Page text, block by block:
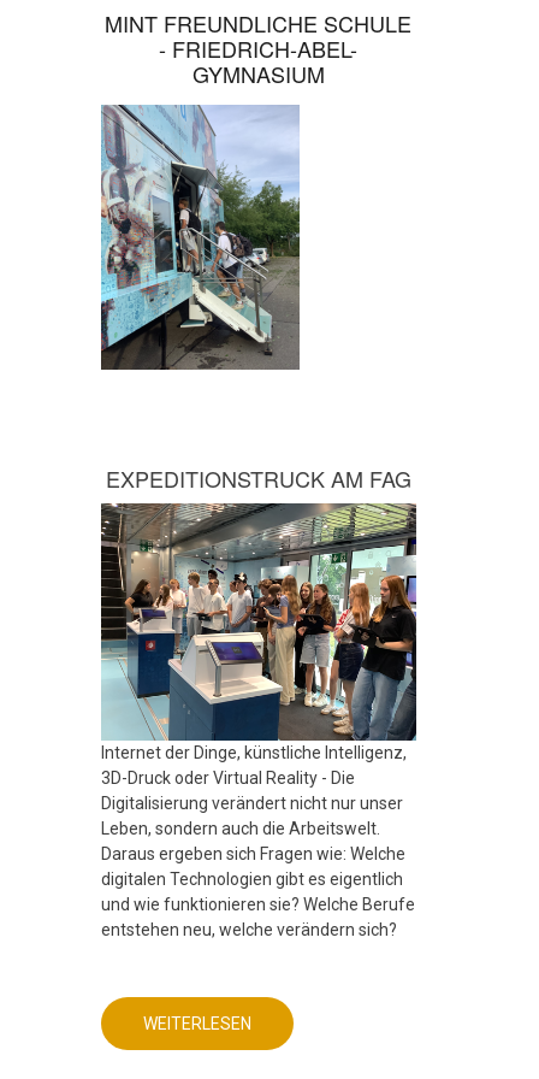
MINT FREUNDLICHE SCHULE
- FRIEDRICH-ABEL-
GYMNASIUM
EXPEDITIONSTRUCK AM FAG
Internet der Dinge, künstliche Intelligenz,
3D-Druck oder Virtual Reality - Die
Digitalisierung verändert nicht nur unser
Leben, sondern auch die Arbeitswelt.
Daraus ergeben sich Fragen wie: Welche
digitalen Technologien gibt es eigentlich
und wie funktionieren sie? Welche Berufe
entstehen neu, welche verändern sich?
WEITERLESEN ÜBER
MINT